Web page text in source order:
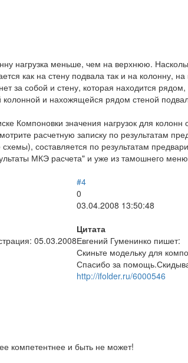
нагрузка меньше, чем на верхнюю.
как на стену подвала так и на
за собой и стену, которая находится
и нахожящейся рядом стеной
Компоновки значения нагрузок для
расчетную записку по результатам
составляется по результатам
МКЭ расчета" и уже из тамошнего
05.03.2008
#4
0
03.04.2008 13:50:48
Цитата
Евгений Гуменинко пишет:
Скиньте модельку для
Спасибо за
http://ifolder.ru/6000546
компетентнее и быть не может!